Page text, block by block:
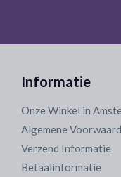
Informatie
Onze Winkel in
Algemene
Verzend Informatie
Betaalinformatie